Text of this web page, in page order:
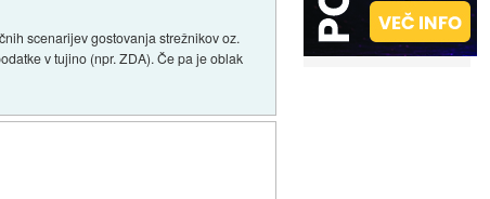
scenarijev gostovanja strežnikov oz.
v tujino (npr. ZDA). Če pa je oblak